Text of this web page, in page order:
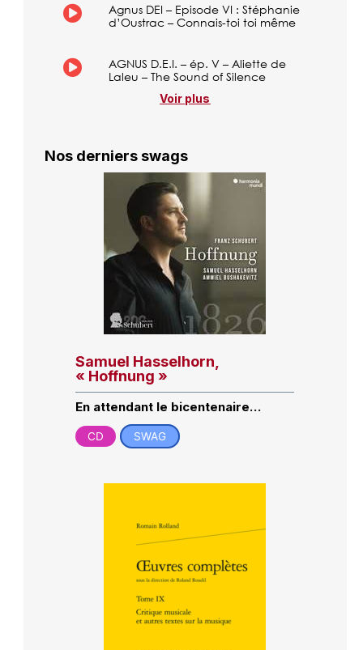
Agnus DEI – Episode VI : Stéphanie
d’Oustrac – Connais-toi toi même
AGNUS D.E.I. – ép. V – Aliette de
Laleu – The Sound of Silence
Voir plus
Nos derniers swags
Samuel Hasselhorn,
« Hoffnung »
En attendant le bicentenaire…
CD SWAG